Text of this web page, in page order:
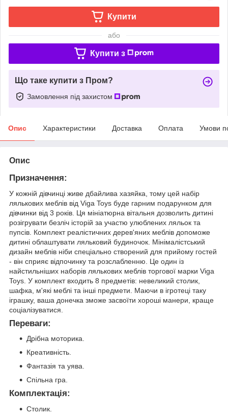
Купити
або
Купити з
Що таке купити з Пром?
Замовлення під захистом
Опис Характеристики Доставка Оплата Умови
Опис
Призначення:
У кожній дівчинці живе дбайлива хазяйка, тому цей набір
лялькових меблів від Viga Toys буде гарним подарунком для
дівчинки від 3 років. Ця мініатюрна вітальня дозволить дитині
розігрувати безліч історій за участю улюблених ляльок та
пупсів. Комплект реалістичних дерев'яних меблів допоможе
дитині облаштувати ляльковий будиночок. Мінімалістський
дизайн меблів ніби спеціально створений для прийому гостей
- він сприяє відпочинку та розслабленню. Це один із
найстильніших наборів лялькових меблів торгової марки Viga
Toys. У комплект входить 8 предметів: невеликий столик,
шафка, м'які меблі та інші предмети. Маючи в ігротеці таку
іграшку, ваша донечка зможе засвоїти хороші манери, краще
соціалізуватися.
Переваги:
Дрібна моторика.
Креативність.
Фантазія та уява.
Спільна гра.
Комплектація:
Столик.